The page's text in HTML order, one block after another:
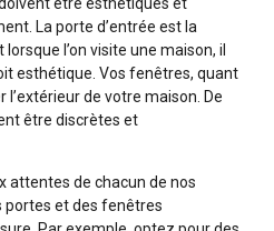
La porte d’entrée est la
l’on visite une maison, il
esthétique. Vos fenêtres, quant
de votre maison. De
être discrètes et
attentes de chacun de nos
portes et des fenêtres